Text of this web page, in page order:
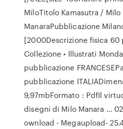
MiloTitolo Kamasutra / Milo
ManaraPubblicazione
[2000Descrizione fisica 60
Collezione • Illustrati
pubblicazione
pubblicazione
9,97mbFormato : PdfIl
disegni di Milo Manara …
ownload - Megaupload-